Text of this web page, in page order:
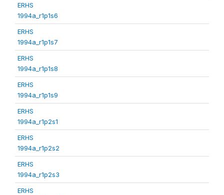
ERHS
1994a_r1p1s6
ERHS
1994a_r1p1s7
ERHS
1994a_r1p1s8
ERHS
1994a_r1p1s9
ERHS
1994a_r1p2s1
ERHS
1994a_r1p2s2
ERHS
1994a_r1p2s3
ERHS